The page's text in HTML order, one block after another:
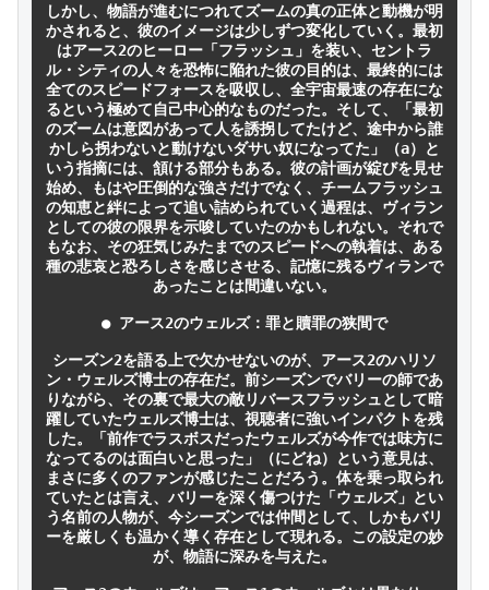
しかし、物語が進むにつれてズームの真の正体と動機が明
かされると、彼のイメージは少しずつ変化していく。最初
はアース2のヒーロー「フラッシュ」を装い、セントラ
ル・シティの人々を恐怖に陥れた彼の目的は、最終的には
全てのスピードフォースを吸収し、全宇宙最速の存在にな
るという極めて自己中心的なものだった。そして、「最初
のズームは意図があって人を誘拐してたけど、途中から誰
かしら拐わないと動けないダサい奴になってた」（a）と
いう指摘には、頷ける部分もある。彼の計画が綻びを見せ
始め、もはや圧倒的な強さだけでなく、チームフラッシュ
の知恵と絆によって追い詰められていく過程は、ヴィラン
としての彼の限界を示唆していたのかもしれない。それで
もなお、その狂気じみたまでのスピードへの執着は、ある
種の悲哀と恐ろしさを感じさせる、記憶に残るヴィランで
あったことは間違いない。
● アース2のウェルズ：罪と贖罪の狭間で
シーズン2を語る上で欠かせないのが、アース2のハリソ
ン・ウェルズ博士の存在だ。前シーズンでバリーの師であ
りながら、その裏で最大の敵リバースフラッシュとして暗
躍していたウェルズ博士は、視聴者に強いインパクトを残
した。「前作でラスボスだったウェルズが今作では味方に
なってるのは面白いと思った」（にどね）という意見は、
まさに多くのファンが感じたことだろう。体を乗っ取られ
ていたとは言え、バリーを深く傷つけた「ウェルズ」とい
う名前の人物が、今シーズンでは仲間として、しかもバリ
ーを厳しくも温かく導く存在として現れる。この設定の妙
が、物語に深みを与えた。